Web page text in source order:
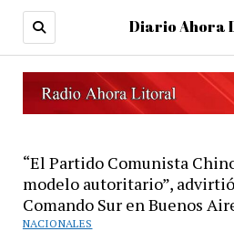
Diario Ahora
“El Partido Comunista
modelo autoritario”,
Comando Sur en Buenos
NACIONALES